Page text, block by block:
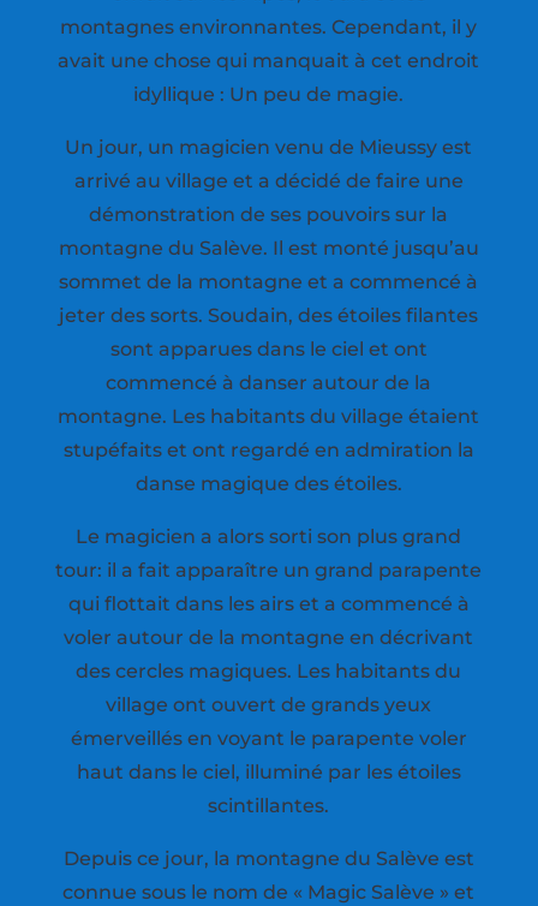
montagnes environnantes. Cependant, il y
avait une chose qui manquait à cet endroit
idyllique : Un peu de magie.
Un jour, un magicien venu de Mieussy est
arrivé au village et a décidé de faire une
démonstration de ses pouvoirs sur la
montagne du Salève. Il est monté jusqu’au
sommet de la montagne et a commencé à
jeter des sorts. Soudain, des étoiles filantes
sont apparues dans le ciel et ont
commencé à danser autour de la
montagne. Les habitants du village étaient
stupéfaits et ont regardé en admiration la
danse magique des étoiles.
Le magicien a alors sorti son plus grand
tour: il a fait apparaître un grand parapente
qui flottait dans les airs et a commencé à
voler autour de la montagne en décrivant
des cercles magiques. Les habitants du
village ont ouvert de grands yeux
émerveillés en voyant le parapente voler
haut dans le ciel, illuminé par les étoiles
scintillantes.
Depuis ce jour, la montagne du Salève est
connue sous le nom de « Magic Salève » et